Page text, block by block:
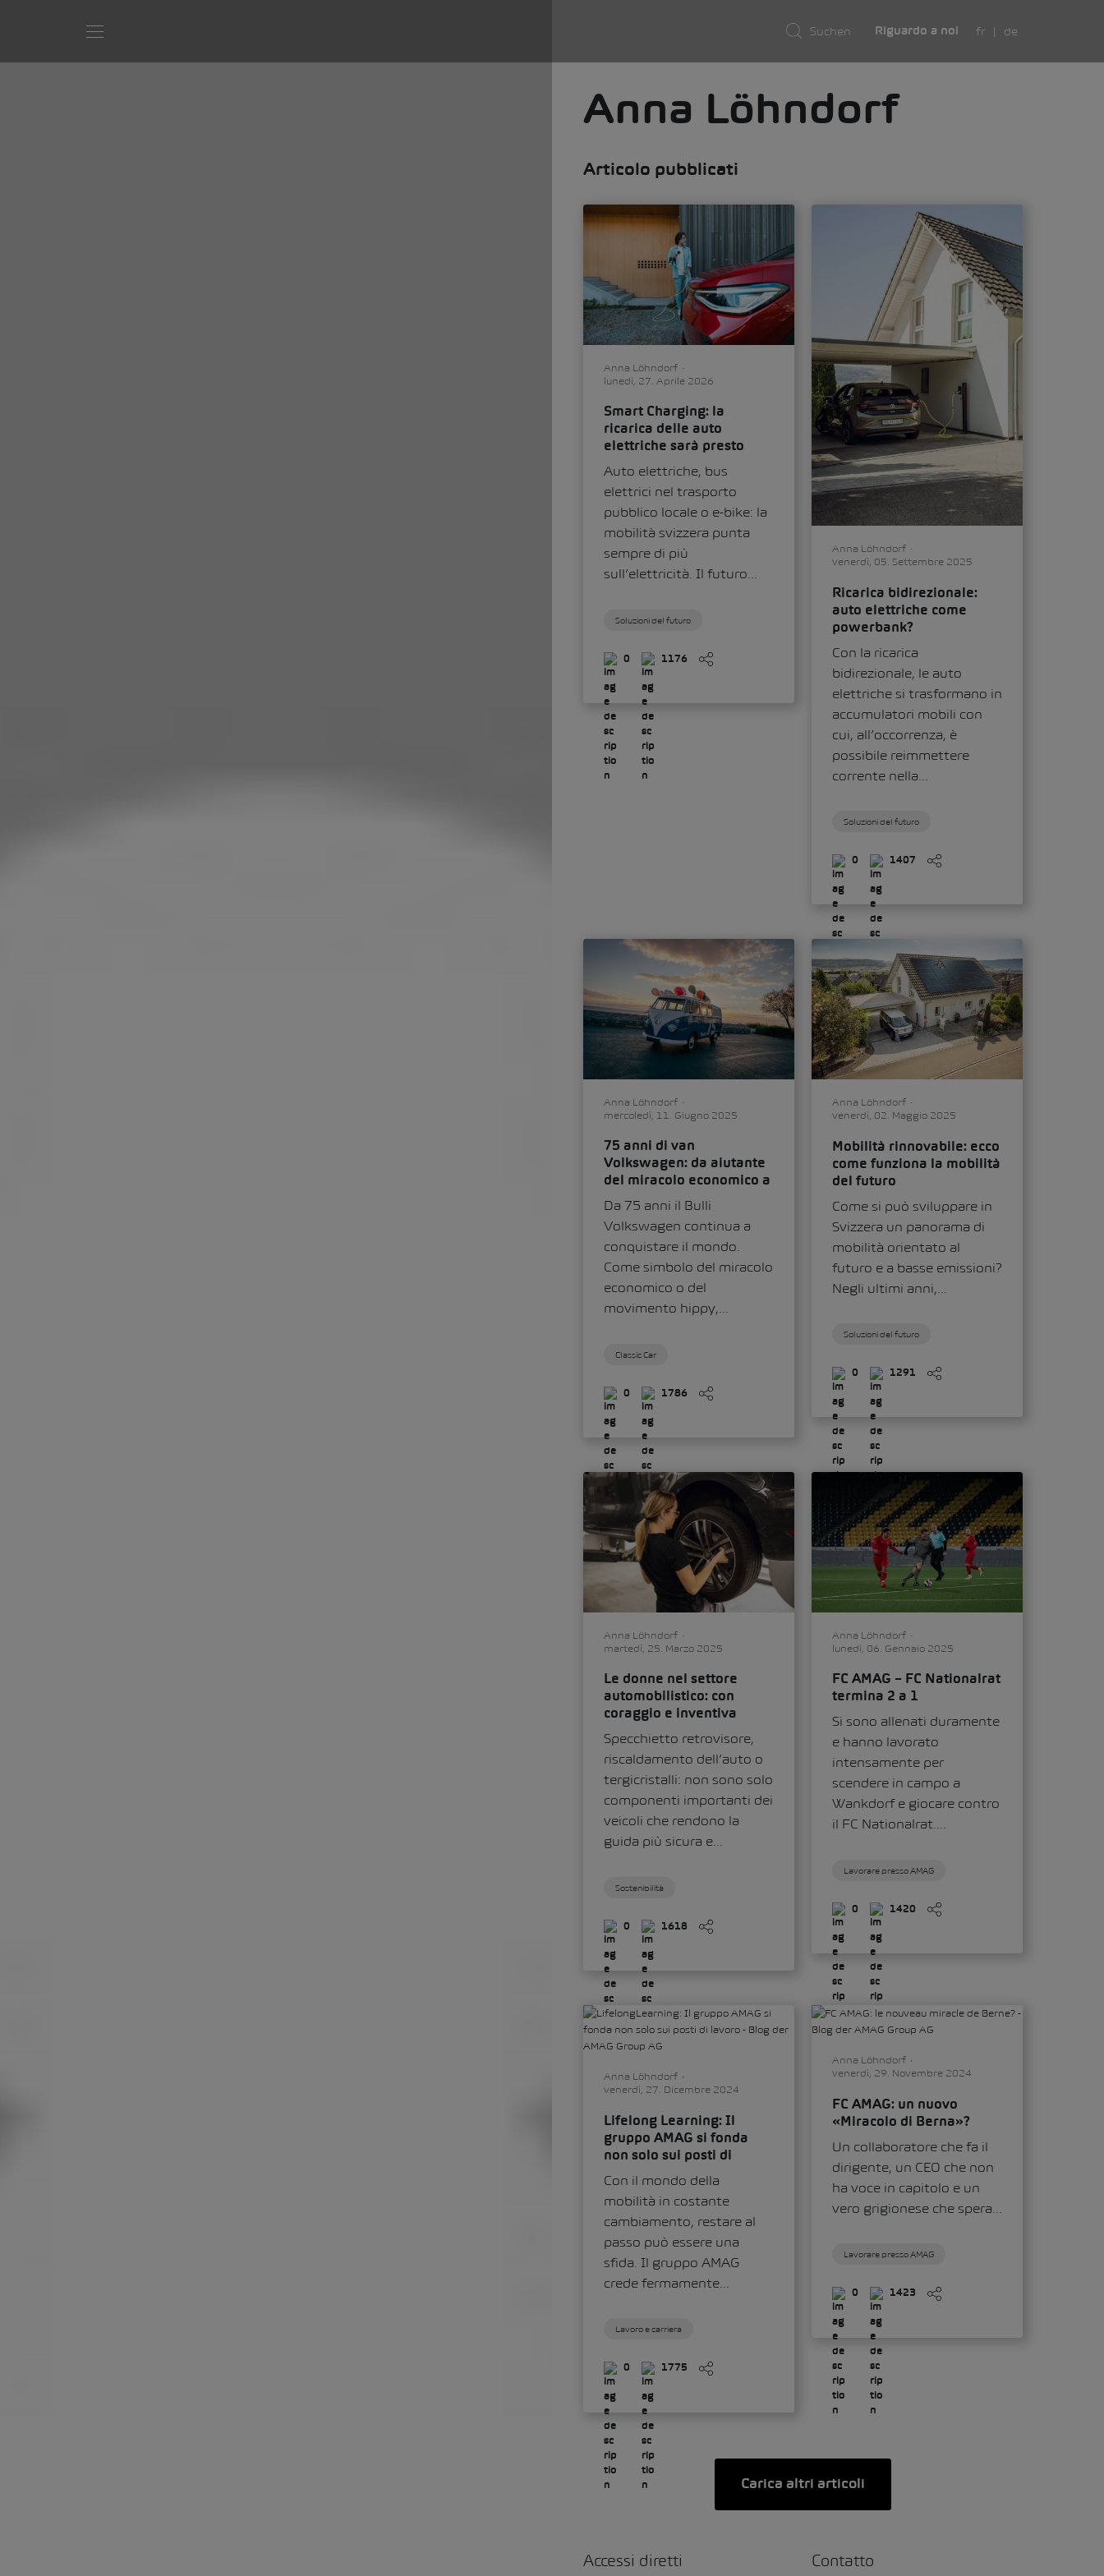
Riguardo a noi fr de
Anna Löhndorf
Articolo pubblicati
Anna Löhndorf
lunedì, 27. Aprile 2026
Smart Charging: la
ricarica delle auto
elettriche sarà presto
intelligente?
Auto elettriche, bus
elettrici nel trasporto
pubblico locale o e-bike: la
mobilità svizzera punta
sempre di più
sull’elettricità. Il futuro...
Soluzioni del futuro
0 1176
Anna Löhndorf
venerdì, 05. Settembre 2025
Ricarica bidirezionale:
auto elettriche come
powerbank?
Con la ricarica
bidirezionale, le auto
elettriche si trasformano in
accumulatori mobili con
cui, all’occorrenza, è
possibile reimmettere
corrente nella...
Soluzioni del futuro
0 1407
Anna Löhndorf
mercoledì, 11. Giugno 2025
75 anni di van
Volkswagen: da aiutante
del miracolo economico a
icona
Da 75 anni il Bulli
Volkswagen continua a
conquistare il mondo.
Come simbolo del miracolo
economico o del
movimento hippy,...
Classic Car
0 1786
Anna Löhndorf
venerdì, 02. Maggio 2025
Mobilità rinnovabile: ecco
come funziona la mobilità
del futuro
Come si può sviluppare in
Svizzera un panorama di
mobilità orientato al
futuro e a basse emissioni?
Negli ultimi anni,...
Soluzioni del futuro
0 1291
Anna Löhndorf
martedì, 25. Marzo 2025
Le donne nel settore
automobilistico: con
coraggio e inventiva
Specchietto retrovisore,
riscaldamento dell’auto o
tergicristalli: non sono solo
componenti importanti dei
veicoli che rendono la
guida più sicura e...
Sostenibilità
0 1618
Anna Löhndorf
lunedì, 06. Gennaio 2025
FC AMAG – FC Nationalrat
termina 2 a 1
Si sono allenati duramente
e hanno lavorato
intensamente per
scendere in campo a
Wankdorf e giocare contro
il FC Nationalrat....
Lavorare presso AMAG
0 1420
Anna Löhndorf
venerdì, 27. Dicembre 2024
Lifelong Learning: Il
gruppo AMAG si fonda
non solo sui posti di
lavoro
Con il mondo della
mobilità in costante
cambiamento, restare al
passo può essere una
sfida. Il gruppo AMAG
crede fermamente...
Lavoro e carriera
0 1775
Anna Löhndorf
venerdì, 29. Novembre 2024
FC AMAG: un nuovo
«Miracolo di Berna»?
Un collaboratore che fa il
dirigente, un CEO che non
ha voce in capitolo e un
vero grigionese che spera...
Lavorare presso AMAG
0 1423
Carica altri articoli
Accessi diretti Contatto